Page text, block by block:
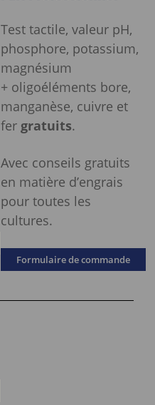
Test tactile, valeur pH,
phosphore, potassium,
magnésium
+ oligoéléments bore,
manganèse, cuivre et
fer gratuits.
Avec conseils gratuits
en matière d’engrais
pour toutes les
cultures.
Formulaire de commande